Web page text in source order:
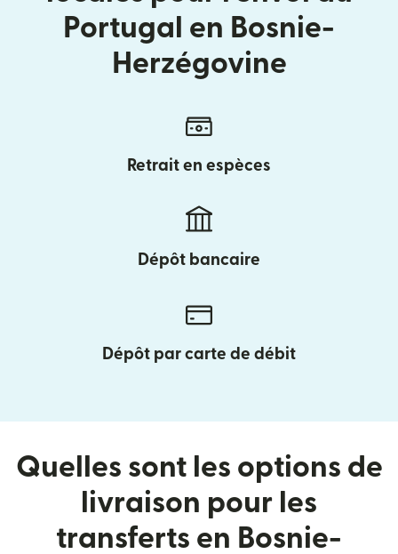
Portugal en Bosnie-
Herzégovine
Retrait en espèces
Dépôt bancaire
Dépôt par carte de débit
Quelles sont les options de
livraison pour les
transferts en Bosnie-